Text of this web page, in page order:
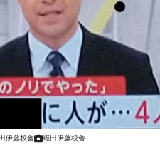
伊藤校舎 織田伊藤校舎